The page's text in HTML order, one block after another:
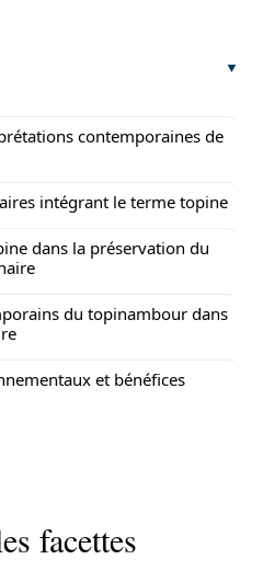
contemporaines de
intégrant le terme topine
dans la préservation du
du topinambour dans
et bénéfices
facettes